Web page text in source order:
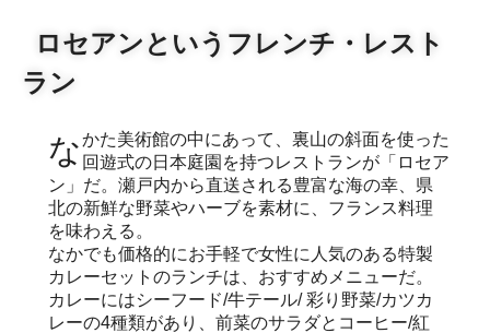
ロセアンというフレンチ・レスト
ラン
なかた美術館の中にあって、裏山の斜面を使った 回遊式の日本庭園を持つレストランが「ロセア
ン」だ。瀬戸内から直送される豊富な海の幸、県
北の新鮮な野菜やハーブを素材に、フランス料理
を味わえる。
なかでも価格的にお手軽で女性に人気のある特製
カレーセットのランチは、おすすめメニューだ。
カレーにはシーフード/牛テール/ 彩り野菜/カツカ
レーの4種類があり、前菜のサラダとコーヒー/紅